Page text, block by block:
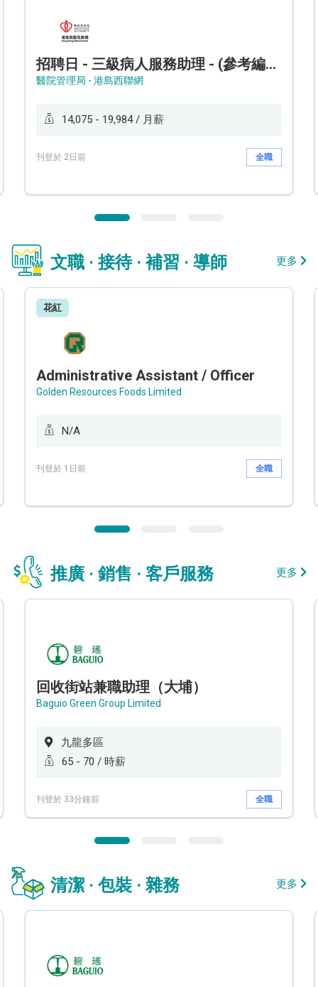
招聘日 - 三級病人服務助理 - (參考編號: HKWCS260107)
醫院管理局 - 港島西聯網
14,075 - 19,984 / 月薪
刊登於 2日前 全職
文職 · 接待 · 補習 · 導師 更多
花紅
Administrative Assistant / Officer
Golden Resources Foods Limited
N/A
刊登於 1日前 全職
推廣 · 銷售 · 客戶服務 更多
回收街站兼職助理（大埔）
Baguio Green Group Limited
九龍多區
65 - 70 / 時薪
刊登於 33分鐘前 全職
清潔 · 包裝 · 雜務 更多